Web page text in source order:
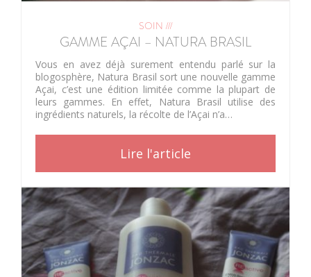
SOIN ///
GAMME AÇAI – NATURA BRASIL
Vous en avez déjà surement entendu parlé sur la
blogosphère, Natura Brasil sort une nouvelle gamme
Açai, c’est une édition limitée comme la plupart de
leurs gammes. En effet, Natura Brasil utilise des
ingrédients naturels, la récolte de l’Açai n’a…
Lire l'article